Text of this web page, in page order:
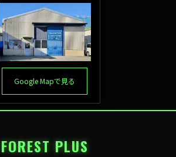
Google Mapで見る
FOREST PLUS